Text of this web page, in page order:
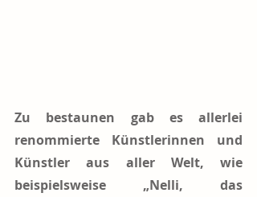
Zu bestaunen gab es allerlei
renommierte Künstlerinnen und
Künstler aus aller Welt, wie
beispielsweise „Nelli, das